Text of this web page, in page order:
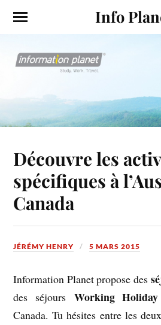
Info
Découvre les
spécifiques à
Canada
JÉRÉMY HENRY 5 MARS 2015
Information Planet propose des
des séjoursWorking Holiday
Canada. Tu hésites entre les